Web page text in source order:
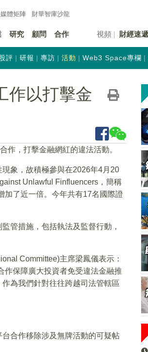
媒體矩陣 財華智庫沙龍
研究 顧問 合作 視頻 財經速遞
評 研報 專訪 活動 Web3 Space專欄
作以打擊金
作，打擊金融網紅的違法活動。
象，故積極參與在2026年4月20
Unlawful Finfluencers，簡稱
加了近一倍。今年共有17名國際證
管措施，包括執法及監督行動，
Committee)主席梁鳳儀表示：
作保障廣大投資者免受違法金融推
為我們針對往往跨越司法管轄區
合作移除涉及無牌活動的可疑帖